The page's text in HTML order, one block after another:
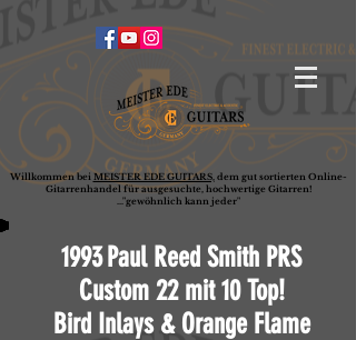
Willkommen bei MEISTER EDE GUITARS,dem gut sortierten Online-
Gitarrenhandel für ausgesuchte, hochwertige Gitarren!
..."gewöhnlich kann jeder"
1993 Paul Reed Smith PRS
Custom 22 mit 10 Top!
Bird Inlays & Orange Flame